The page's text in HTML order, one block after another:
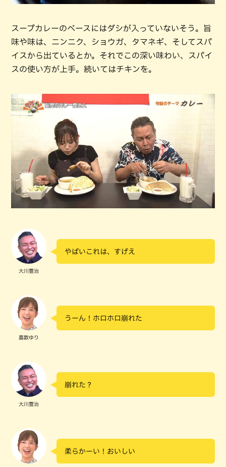
スープカレーのベースにはダシが入っていないそう。旨
味や味は、ニンニク、ショウガ、タマネギ、そしてスパ
イスから出ているとか。それでこの深い味わい、スパイ
スの使い方が上手。続いてはチキンを。
大川豊治
やばいこれは、すげえ
嘉数ゆり
うーん！ホロホロ崩れた
大川豊治
崩れた？
柔らかーい！おいしい